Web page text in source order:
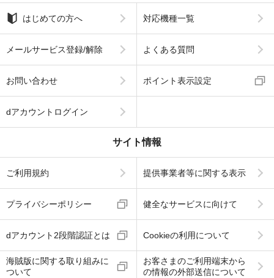
はじめての方へ 対応機種一覧
メールサービス登録/解除 よくある質問
お問い合わせ ポイント表示設定
dアカウントログイン
サイト情報
ご利用規約 提供事業者等に関する表示
プライバシーポリシー 健全なサービスに向けて
dアカウント2段階認証とは Cookieの利用について
海賊版に関する取り組みに
ついて
お客さまのご利用端末から
の情報の外部送信について